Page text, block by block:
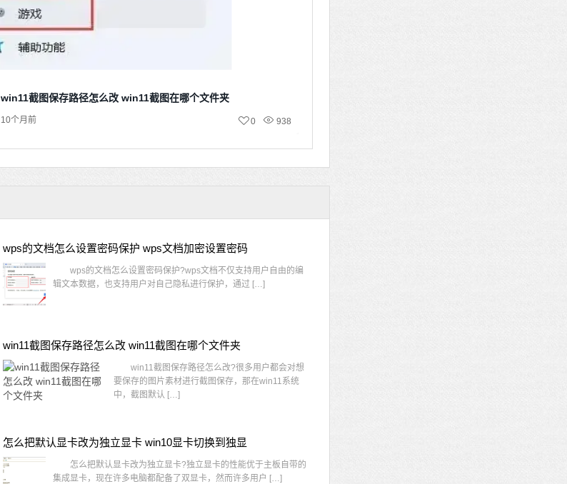
win11截图保存路径怎么改 win11截图在哪个文件夹
10个月前 938
0
wps的文档怎么设置密码保护 wps文档加密设置密码
wps的文档怎么设置密码保护?wps文档不仅支持用户自由的编
辑文本数据，也支持用户对自己隐私进行保护，通过 […]
win11截图保存路径怎么改 win11截图在哪个文件夹
win11截图保存路径怎么改?很多用户都会对想
要保存的图片素材进行截图保存，那在win11系统
中，截图默认 […]
怎么把默认显卡改为独立显卡 win10显卡切换到独显
怎么把默认显卡改为独立显卡?独立显卡的性能优于主板自带的
集成显卡，现在许多电脑都配备了双显卡，然而许多用户 […]